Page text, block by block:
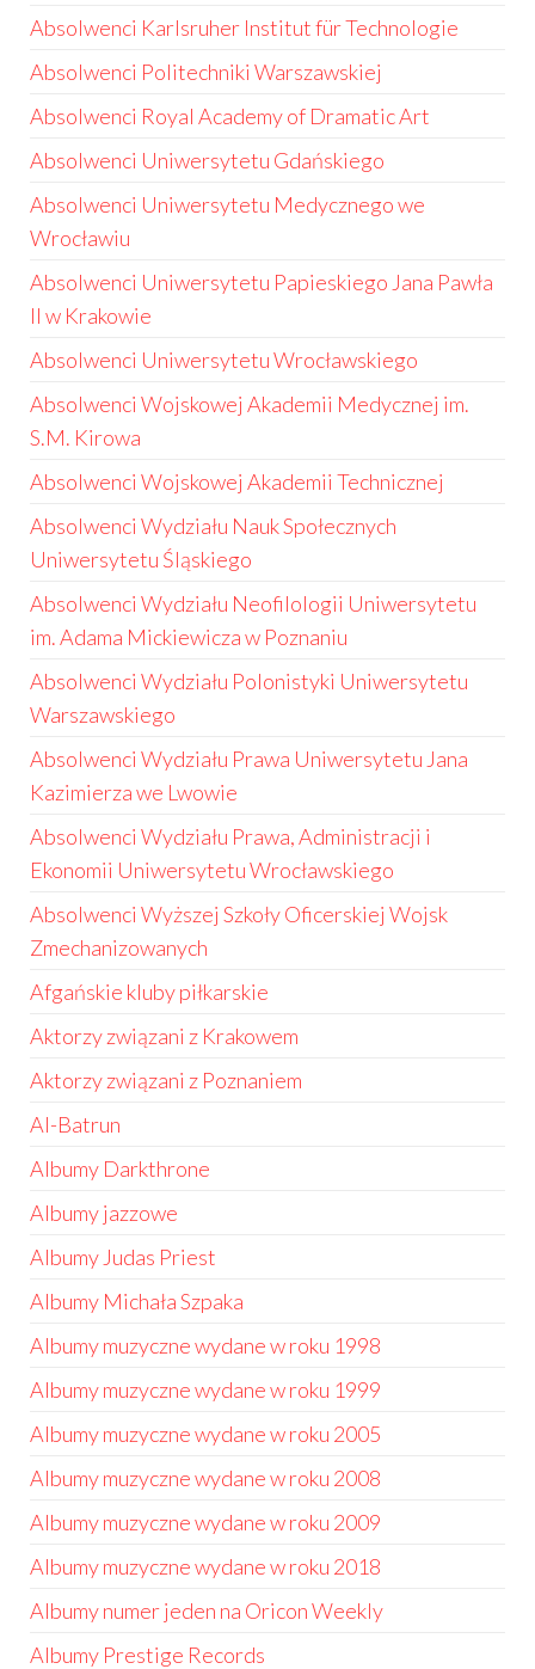
Absolwenci Karlsruher Institut für Technologie
Absolwenci Politechniki Warszawskiej
Absolwenci Royal Academy of Dramatic Art
Absolwenci Uniwersytetu Gdańskiego
Absolwenci Uniwersytetu Medycznego we
Wrocławiu
Absolwenci Uniwersytetu Papieskiego Jana Pawła
II w Krakowie
Absolwenci Uniwersytetu Wrocławskiego
Absolwenci Wojskowej Akademii Medycznej im.
S.M. Kirowa
Absolwenci Wojskowej Akademii Technicznej
Absolwenci Wydziału Nauk Społecznych
Uniwersytetu Śląskiego
Absolwenci Wydziału Neofilologii Uniwersytetu
im. Adama Mickiewicza w Poznaniu
Absolwenci Wydziału Polonistyki Uniwersytetu
Warszawskiego
Absolwenci Wydziału Prawa Uniwersytetu Jana
Kazimierza we Lwowie
Absolwenci Wydziału Prawa, Administracji i
Ekonomii Uniwersytetu Wrocławskiego
Absolwenci Wyższej Szkoły Oficerskiej Wojsk
Zmechanizowanych
Afgańskie kluby piłkarskie
Aktorzy związani z Krakowem
Aktorzy związani z Poznaniem
Al-Batrun
Albumy Darkthrone
Albumy jazzowe
Albumy Judas Priest
Albumy Michała Szpaka
Albumy muzyczne wydane w roku 1998
Albumy muzyczne wydane w roku 1999
Albumy muzyczne wydane w roku 2005
Albumy muzyczne wydane w roku 2008
Albumy muzyczne wydane w roku 2009
Albumy muzyczne wydane w roku 2018
Albumy numer jeden na Oricon Weekly
Albumy Prestige Records